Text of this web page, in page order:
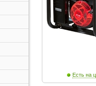
Есть на